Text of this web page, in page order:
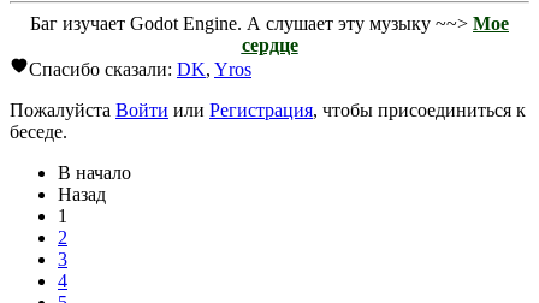
Баг изучает Godot Engine. А слушает эту музыку ~~> Мое
сердце
Спасибо сказали: DK, Yros
Пожалуйста Войти или Регистрация, чтобы присоединиться к
беседе.
В начало
Назад
1
2
3
4